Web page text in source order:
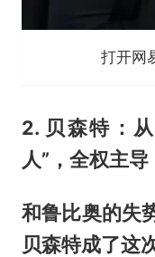
打开网
2. 贝森特：
人”，全权主导
和鲁比奥的失
贝森特成了这